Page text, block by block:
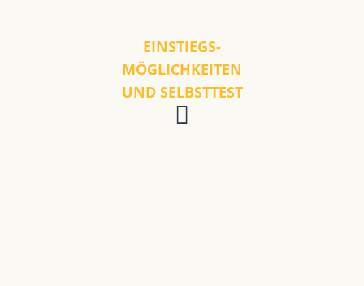
EINSTIEGS-
MÖGLICHKEITEN
UND SELBSTTEST